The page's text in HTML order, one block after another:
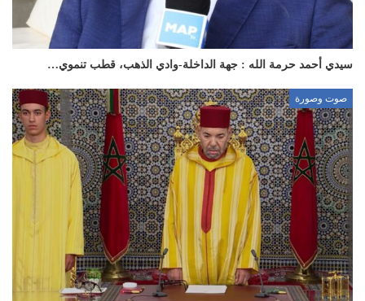
سيدي أحمد حرمة الله : جهة الداخلة-وادي الذهب، قطب تنموي…
صوت وصورة